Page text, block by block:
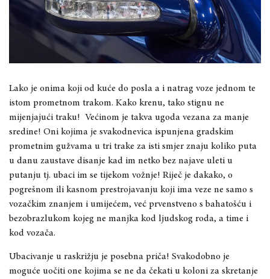
Lako je onima koji od kuće do posla a i natrag voze jednom te
istom prometnom trakom. Kako krenu, tako stignu ne
mijenjajući traku! Većinom je takva ugoda vezana za manje
sredine! Oni kojima je svakodnevica ispunjena gradskim
prometnim gužvama u tri trake za isti smjer znaju koliko puta
u danu zaustave disanje kad im netko bez najave uleti u
putanju tj. ubaci im se tijekom vožnje! Riječ je dakako, o
pogrešnom ili kasnom prestrojavanju koji ima veze ne samo s
vozačkim znanjem i umijećem, već prvenstveno s bahatošću i
bezobrazlukom kojeg ne manjka kod ljudskog roda, a time i
kod vozača.
Ubacivanje u raskrižju je posebna priča! Svakodobno je
moguće uočiti one kojima se ne da čekati u koloni za skretanje